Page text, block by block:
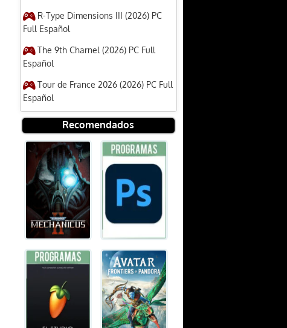
R-Type Dimensions III (2026) PC
Full Español
The 9th Charnel (2026) PC Full
Español
Tour de France 2026 (2026) PC Full
Español
Recomendados